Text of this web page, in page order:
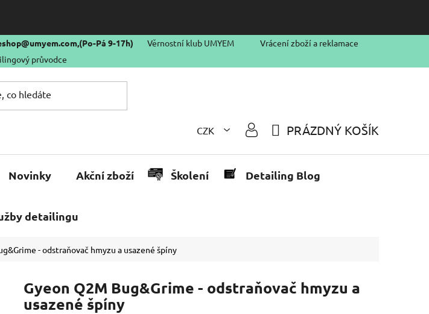
,(Po-Pá 9-17h) Věrnostní klub UMYEM
Vrácení zboží a reklamace
průvodce
CZK
KOŠÍK
PRÁZDNÝ KOŠÍK
Novinky Akční zboží Školení Detailing Blog
detailingu
- odstraňovač hmyzu a usazené špíny
Gyeon Q2M Bug&Grime - odstraňovač hmyzu a
usazené špíny